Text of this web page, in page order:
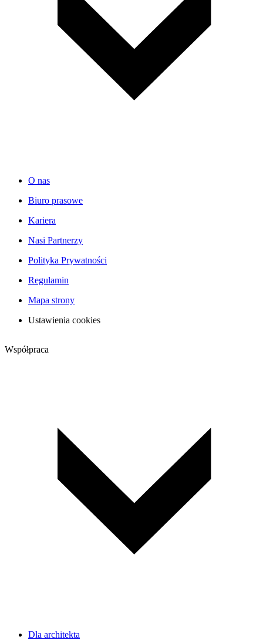
O nas
Biuro prasowe
Kariera
Nasi Partnerzy
Polityka Prywatności
Regulamin
Mapa strony
Ustawienia cookies
Współpraca
Dla architekta